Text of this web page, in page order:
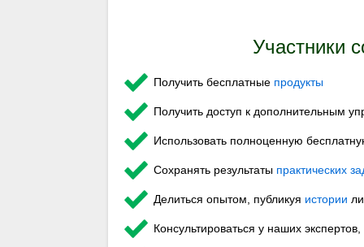
Участники
Получить бесплатные продукты
Получить доступ к дополнительным
Использовать полноценную
Сохранять результаты практических
Делиться опытом, публикуя истории
Консультироваться у наших